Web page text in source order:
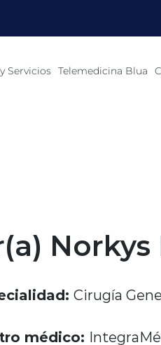
Servicios Telemedicina Blua
Cirugía
médico: